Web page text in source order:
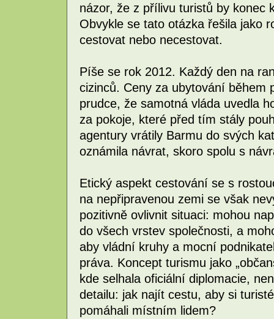
názor, že z přílivu turistů by konec
Obvykle se tato otázka řešila jako
cestovat nebo necestovat.
Píše se rok 2012. Každý den na
cizinců. Ceny za ubytování během
prudce, že samotná vláda uvedla
za pokoje, které před tím stály
agentury vrátily Barmu do svých
oznámila návrat, skoro spolu s
Etický aspekt cestování se s
na nepřipravenou zemi se však
pozitivně ovlivnit situaci: mohou
do všech vrstev společnosti, a
aby vládní kruhy a mocní
práva. Koncept turismu jako
kde selhala oficiální diplomacie,
detailu: jak najít cestu, aby si
pomáhali místním lidem?